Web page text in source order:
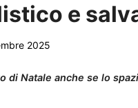
e
2025
di Natale anche se lo